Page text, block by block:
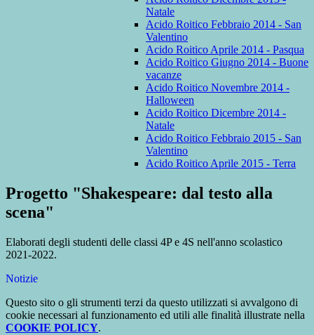
Natale
Acido Roitico Febbraio 2014 - San
Valentino
Acido Roitico Aprile 2014 - Pasqua
Acido Roitico Giugno 2014 - Buone
vacanze
Acido Roitico Novembre 2014 -
Halloween
Acido Roitico Dicembre 2014 -
Natale
Acido Roitico Febbraio 2015 - San
Valentino
Acido Roitico Aprile 2015 - Terra
Progetto "Shakespeare: dal testo alla
scena"
Elaborati degli studenti delle classi 4P e 4S nell'anno scolastico
2021-2022.
Notizie
Questo sito o gli strumenti terzi da questo utilizzati si avvalgono di
cookie necessari al funzionamento ed utili alle finalità illustrate nella
COOKIE POLICY.